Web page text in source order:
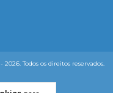
Todos os direitos reservados.